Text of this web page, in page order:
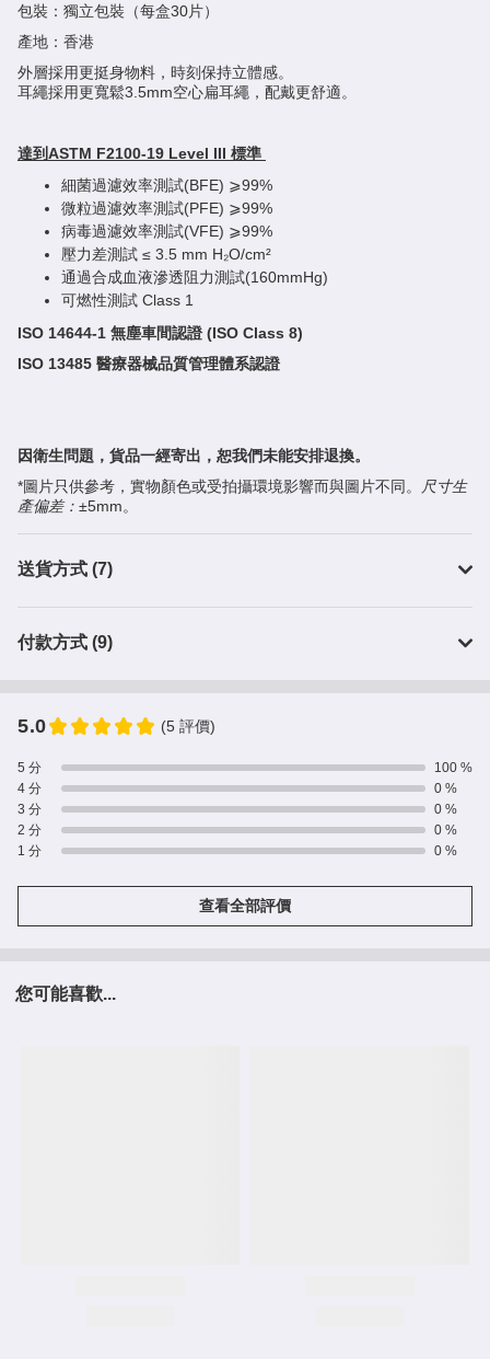
包裝：獨立包裝（每盒30片）
產地：香港
外層採用更挺身物料，時刻保持立體感。
耳繩採用更寬鬆3.5mm空心扁耳繩，配戴更舒適。
達到ASTM F2100-19 Level III 標準
細菌過濾效率測試(BFE) ⩾99%
微粒過濾效率測試(PFE) ⩾99%
病毒過濾效率測試(VFE) ⩾99%
壓力差測試 ≤ 3.5 mm H₂O/cm²
通過合成血液滲透阻力測試(160mmHg)
可燃性測試 Class 1
ISO 14644-1 無塵車間認證 (ISO Class 8)
ISO 13485 醫療器械品質管理體系認證
因衛生問題，貨品一經寄出，恕我們未能安排退換。
*圖片只供參考，實物顏色或受拍攝環境影響而與圖片不同。
尺寸生
產偏差： ±5mm。
送貨方式 (7)
付款方式 (9)
5.0 (5 評價)
5 分
100 %
4 分
0 %
3 分
0 %
2 分
0 %
1 分
0 %
查看全部評價
您可能喜歡...